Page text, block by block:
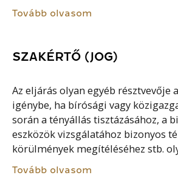
Tovább olvasom
SZAKÉRTŐ (JOG)
Az eljárás olyan egyéb résztvevője
igénybe, ha bírósági vagy
során a tényállás tisztázásához, a
eszközök vizsgálatához bizonyos
körülmények megítéléséhez stb.
Tovább olvasom